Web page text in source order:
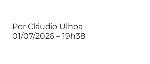
Por Cláudio Ulhoa
01/07/2026 – 19h38